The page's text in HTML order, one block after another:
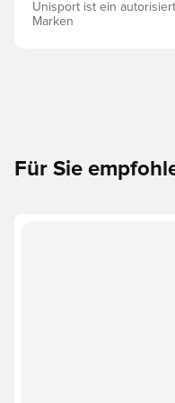
Unisport ist ein
Marken
Für Sie